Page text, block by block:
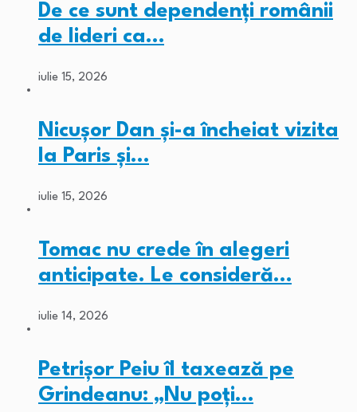
De ce sunt dependenți românii
de lideri ca…
iulie 15, 2026
Nicușor Dan și-a încheiat vizita
la Paris și…
iulie 15, 2026
Tomac nu crede în alegeri
anticipate. Le consideră…
iulie 14, 2026
Petrișor Peiu îl taxează pe
Grindeanu: „Nu poți…